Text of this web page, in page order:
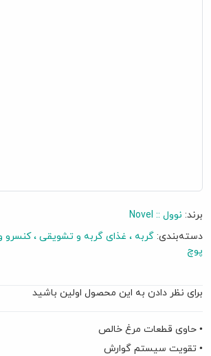
برند: نوول :: Novel
دسته‌بندی: گربه غذای گربه و تشویقی
کنسرو
پوچ
برای نظر دادن به این محصول اولین باشید
• حاوی قطعات مرغ خالص
• تقویت سیستم گوارش